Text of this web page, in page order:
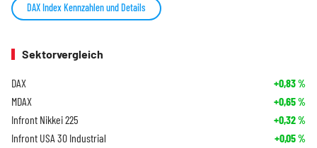
DAX Index Kennzahlen und Details
Sektorvergleich
DAX +0,83%
MDAX +0,65%
Infront Nikkei 225 +0,32%
Infront USA 30 Industrial +0,05%